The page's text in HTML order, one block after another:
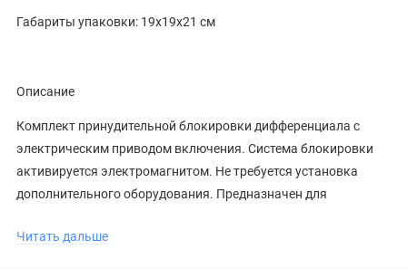
Габариты упаковки: 19x19x21 см
Описание
Комплект принудительной блокировки дифференциала с
электрическим приводом включения. Система блокировки
активируется электромагнитом. Не требуется установка
дополнительного оборудования. Предназначен для
Возможна установка в передний (Нива) и задний мост
Читать дальше